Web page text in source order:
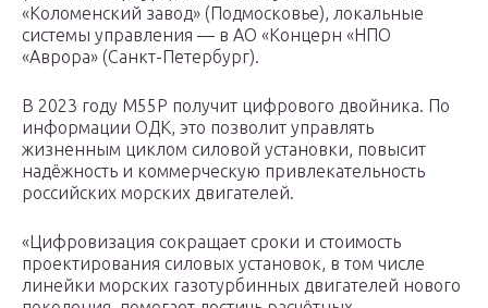
«Коломенский завод» (Подмосковье), локальные
системы управления — в АО «Концерн «НПО
«Аврора» (Санкт-Петербург).
В 2023 году М55Р получит цифрового двойника. По
информации ОДК, это позволит управлять
жизненным циклом силовой установки, повысит
надёжность и коммерческую привлекательность
российских морских двигателей.
«Цифровизация сокращает сроки и стоимость
проектирования силовых установок, в том числе
линейки морских газотурбинных двигателей нового